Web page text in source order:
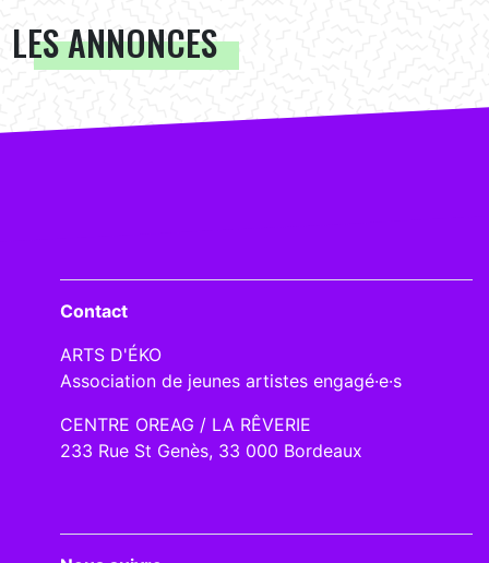
LES ANNONCES
Contact
ARTS D'ÉKO
Association de jeunes artistes engagé·e·s
CENTRE OREAG / LA RÊVERIE
233 Rue St Genès, 33 000 Bordeaux